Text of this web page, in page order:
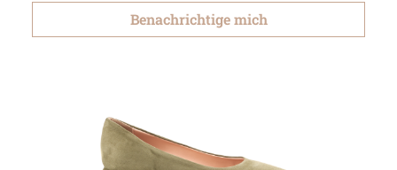
Benachrichtige mich